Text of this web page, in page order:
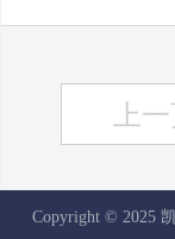
上
Copyright © 2025